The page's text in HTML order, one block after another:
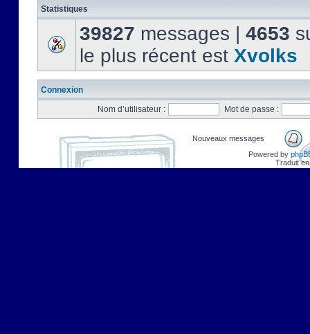
Statistiques
39827 messages | 4653
le plus récent est Xvolks
Connexion
Nom d’utilisateur :
Mot de passe :
Nouveaux messages
Powered by
Traduit